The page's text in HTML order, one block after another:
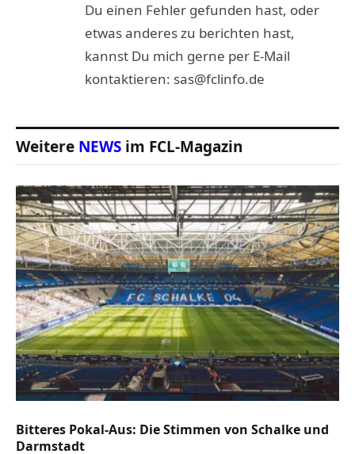
Du einen Fehler gefunden hast, oder
etwas anderes zu berichten hast,
kannst Du mich gerne per E-Mail
kontaktieren: sas@fclinfo.de
Weitere NEWS im FCL-Magazin
Bitteres Pokal-Aus: Die Stimmen von Schalke und
Darmstadt